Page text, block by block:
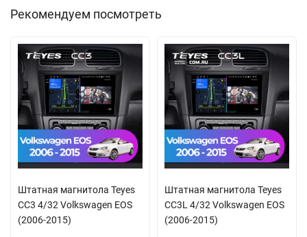
Рекомендуем посмотреть
Штатная магнитола Teyes
CC3 4/32 Volkswagen EOS
(2006-2015)
Штатная магнитола Teyes
CC3L 4/32 Volkswagen EOS
(2006-2015)